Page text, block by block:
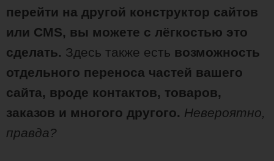
перейти на другой конструктор сайтов
или CMS, вы можете с лёгкостью это
сделать. Здесь также есть возможность
отдельного переноса частей вашего
сайта, вроде контактов, товаров,
заказов и многого другого. Невероятно,
правда?